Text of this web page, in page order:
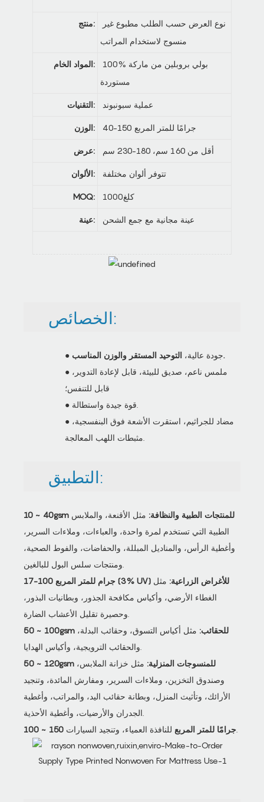
منتج:
منسوج لاستخدام المراتب
المواد الخام:
100% بولي بروبلين من ماركة
مستوردة
التقنيات: عملية سبونبوند
الوزن: 40-150 جرامًا للمتر المربع
عرض: أقل من 160 سم، 180-230 سم
الألوان: تتوفر ألوان مختلفة
MOQ: كلغ1000
عينة: عينة مجانية مع جمع الشحن
الخصائص:
● جودة عالية،التوحيد المستقر والوزن المناسب.
● ملمس ناعم، صديق للبيئة، قابل لإعادة التدوير،
قابل للتنفس؛
● مضاد للجراثيم، استقرت الأشعة فوق البنفسجية،
التطبيق:
10 ~ 40gsm للمنتجات الطبية والنظافة: مثل الأقنعة، والملابس
الطبية التي تستخدم لمرة واحدة، والعباءات، وملاءات السرير،
وأغطية الرأس، والمناديل المبللة، والحفاضات، والفوط الصحية،
17-100 جرام للمتر المربع (3% UV) للأغراض الزراعية: مثل
الغطاء الأرضي، وأكياس مكافحة الجذور، وبطانيات البذور،
50 ~ 100gsm للحقائب: مثل أكياس التسوق، وحقائب البدلة،
50 ~ 120gsm للمنسوجات المنزلية: مثل خزانة الملابس،
وصندوق التخزين، وملاءات السرير، ومفارش المائدة، وتنجيد
الأرائك، وتأثيث المنزل، وبطانة حقائب اليد، والمراتب، وأغطية
100 ~ 150 جرامًا للمتر المربع